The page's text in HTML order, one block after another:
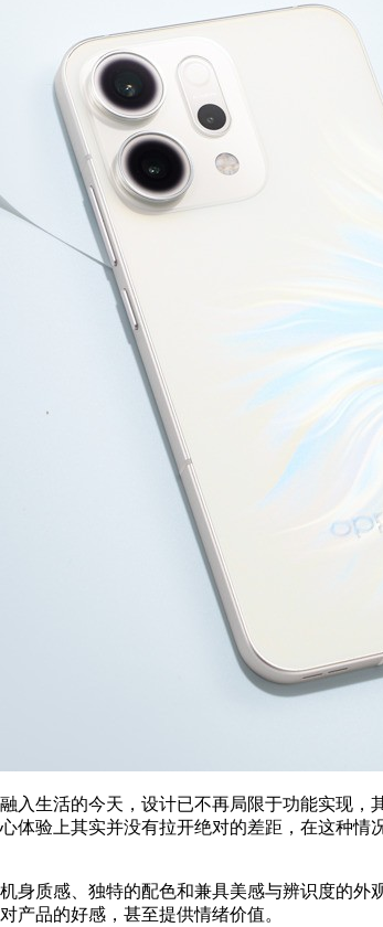
入生活的今天，设计已不再局限于功能实现
体验上其实并没有拉开绝对的差距，在这种
身质感、独特的配色和兼具美感与辨识度的
产品的好感，甚至提供情绪价值。